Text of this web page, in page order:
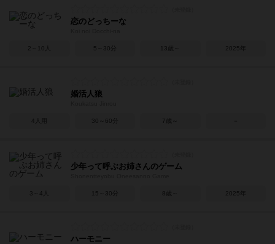
恋のどっちーな
2～10人 5～30分 13歳～ 2025年
婚活人狼
4人用 30～60分 7歳～
少年って呼ぶお姉さんのゲーム
3～4人 15～30分 8歳～ 2025年
ハーモニー